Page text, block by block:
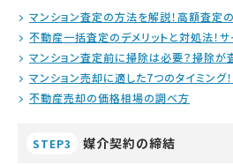
マンション査定の方法を解説！高額査定
不動産一括査定のデメリットと対処法！
マンション査定前に掃除は必要？掃除が
マンション売却に適した7つのタイミング！
不動産売却の価格相場の調べ方
STEP3 媒介契約の締結